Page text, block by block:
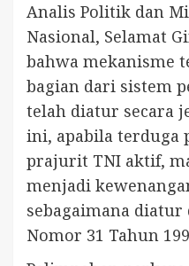
Analis Politik dan
Nasional, Selamat
bahwa mekanisme
bagian dari sistem
telah diatur secara
ini, apabila terduga
prajurit TNI aktif,
menjadi
sebagaimana diatur
Nomor 31 Tahun